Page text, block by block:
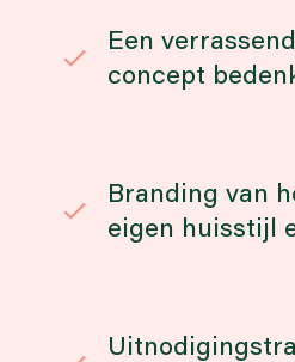
Een
concept
Branding van
eigen huisstijl